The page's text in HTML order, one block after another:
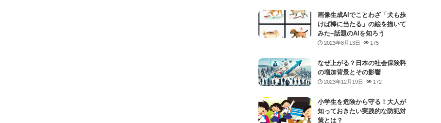
画像生成AIでことわざ「犬も歩
けば棒に当たる」の絵を描いて
みた−話題のAIを知ろう
2023年8月13日 175
なぜ上がる？日本の社会保険料
の増加背景とその影響
2023年12月19日 172
小学生を危険から守る！大人が
知っておきたい実践的な防犯対
策とは？